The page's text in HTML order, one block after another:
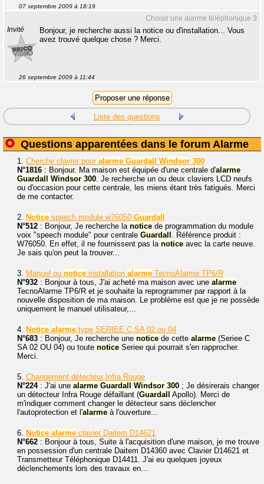
07 septembre 2009 à 18:19
Choisir une alarme téléphonique 3
Invité
Bonjour, je recherche aussi la notice ou d'installation... Vous
avez trouvé quelque chose ? Merci.
26 septembre 2009 à 11:44
Liste des questions
Questions apparentées dans le forum Alarme
1. Cherche clavier pour alarme Guardall Windsor 300
N°1816 : Bonjour. Ma maison est équipée d'une centrale d'alarme
Guardall
Windsor 300. Je recherche un ou deux claviers LCD neufs
ou d'occasion pour cette centrale, les miens étant très fatigués. Merci
de me contacter.
2. Notice speech module w76050 Guardall
N°512 : Bonjour, Je recherche la notice de programmation du module
voix "speech module" pour centrale Guardall . Référence produit :
W76050. En effet, il ne fournissent pas la notice avec la carte neuve.
Je sais qu'on peut la trouver...
3. Manuel ou notice installation alarme TecnoAlarme TP6/R
N°932 : Bonjour à tous, J'ai acheté ma maison avec une alarme
TecnoAlarme TP6/R et je souhaite la reprogrammer par rapport à la
nouvelle disposition de ma maison. Le problème est que je ne possède
uniquement le manuel utilisateur,...
4. Notice alarme type SERIEE C SA 02 ou 04
N°683 : Bonjour, Je recherche une notice de cette alarme (Seriee C
SA 02 OU 04) ou toute notice Seriee qui pourrait s'en rapprocher.
Merci.
5. Changement détecteur Infra Rouge
N°224: J'ai une alarme Guardall Windsor 300 ; Je désirerais changer
un détecteur Infra Rouge défaillant (Guardall
Apollo). Merci de
m'indiquer comment changer le détecteur sans déclencher
l'autoprotection et l'alarme à l'ouverture...
6. Notice alarme clavier Daitem D14621
N°662 : Bonjour à tous, Suite à l'acquisition d'une maison, je me trouve
en possession d'un centrale Daitem D14360 avec Clavier D14621 et
Transmetteur Téléphonique D14411. J'ai eu quelques joyeux
déclenchements lors des travaux en...